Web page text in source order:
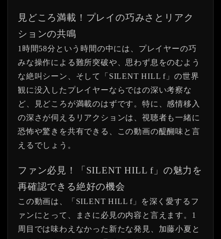
見どころ満載！プレイの巧みさとリアク
ションの共鳴
1時間58分という時間の中には、プレイヤーの巧
みな操作による難所突破や、思わず息をのむよう
な絶叫シーン、そして「SILENT HILL f」の世界
観に没入したプレイヤーならではの深い考察な
ど、見どころが満載のはずです。特に、感情移入
の深さが伺えるリアクションは、視聴者も一緒に
恐怖や驚きを共有できる、この動画の醍醐味と言
えるでしょう。
ファン必見！「SILENT HILL f」の魅力を
再確認できる絶好の機会
この動画は、「SILENT HILL f」を深く愛するフ
ァンにとって、まさに必見の内容と言えます。1
周目では味わえなかった新たな発見、加藤小夏と